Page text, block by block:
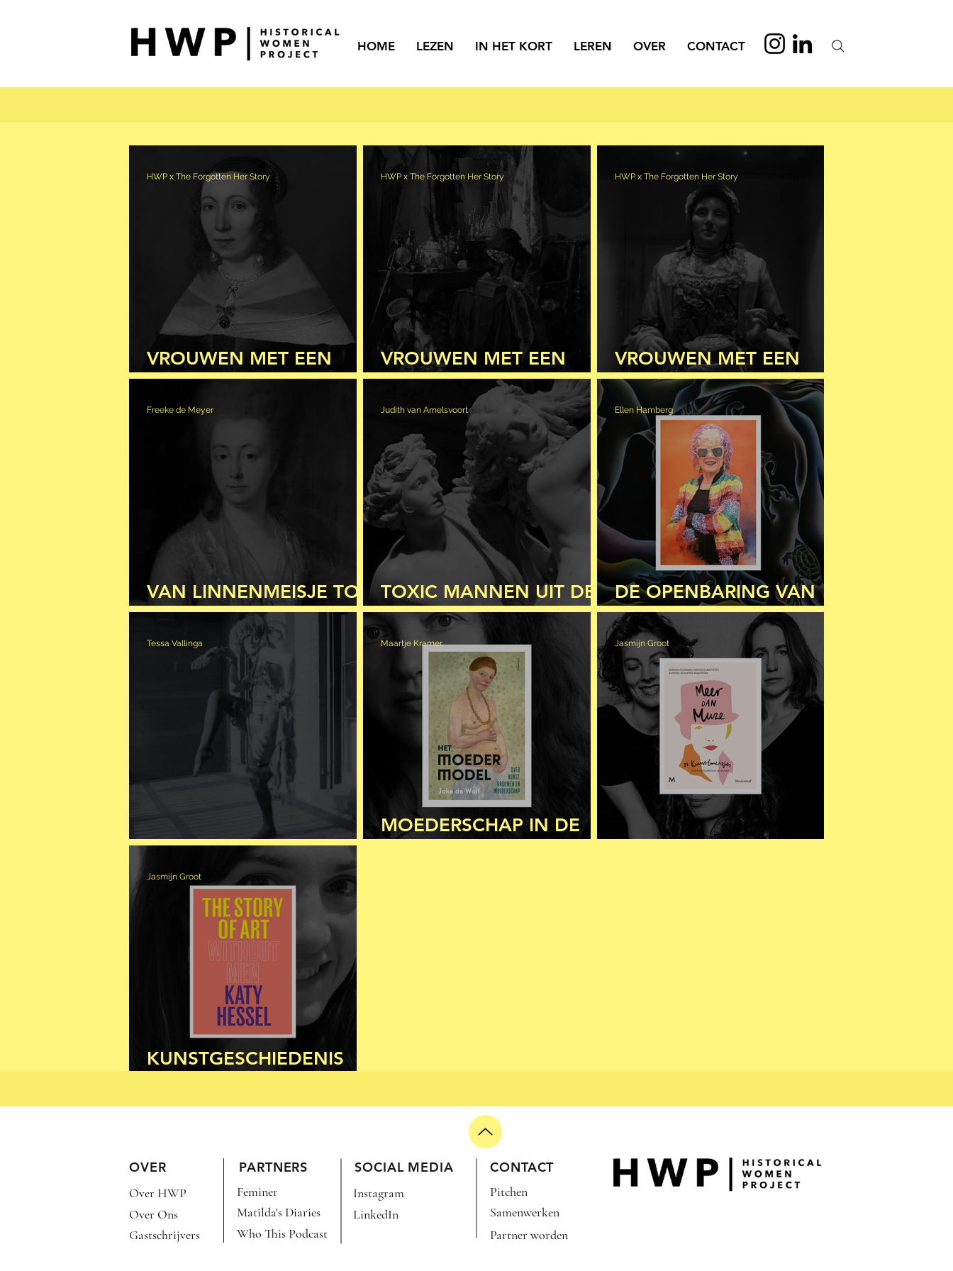
HOME LEZEN IN HET KORT LEREN OVER CONTACT
VROUWEN MET EEN
AMBACHT (DEEL 1)
HWP x The Forgotten Her Story
VROUWEN MET EEN
AMBACHT (DEEL 2)
HWP x The Forgotten Her Story
VROUWEN MET EEN
AMBACHT (DEEL 3)
HWP x The Forgotten Her Story
VAN LINNENMEISJE TOT
ERFGENAME
Freeke de Meyer
TOXIC MANNEN UIT DE
KLASSIEKE OUDHEID
Judith van Amelsvoort
DE OPENBARING VAN
DE VROUW
Ellen Hamberg
MEER DAN DAT URINOIR
Tessa Vallinga
MOEDERSCHAP IN DE
Maartje Kramer Jasmijn Groot
KUNSTGESCHIEDENIS
Jasmijn Groot
OVER PARTNERS SOCIAL MEDIA CONTACT
Over HWP
Over Ons
Pitchen
Samenwerken
Instagram
Feminer
Matilda's Diaries
LinkedIn
Gastschrijvers
Who This Podcast Partner worden